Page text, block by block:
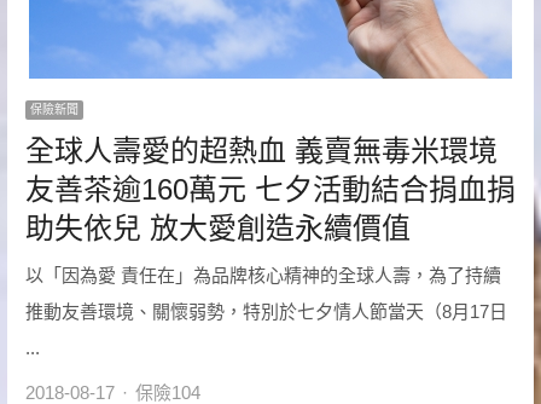
保險新聞
全球人壽愛的超熱血 義賣無毒米環境
友善茶逾160萬元 七夕活動結合捐血捐
助失依兒 放大愛創造永續價值
以「因為愛 責任在」為品牌核心精神的全球人壽，為了持續
推動友善環境、關懷弱勢，特別於七夕情人節當天（8月17日
...
2018-08-17 Author
保險104